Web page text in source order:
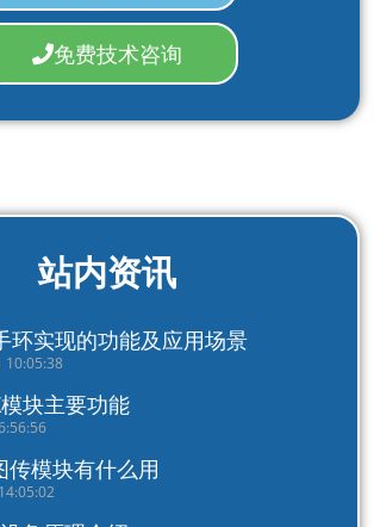
免费技术咨询
站内资讯
环实现的功能及应用场景
10:05:38
块主要功能
传模块有什么用